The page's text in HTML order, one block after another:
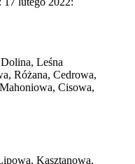
Leśna
Różana, Cedrowa,
Cisowa,
Kasztanowa,